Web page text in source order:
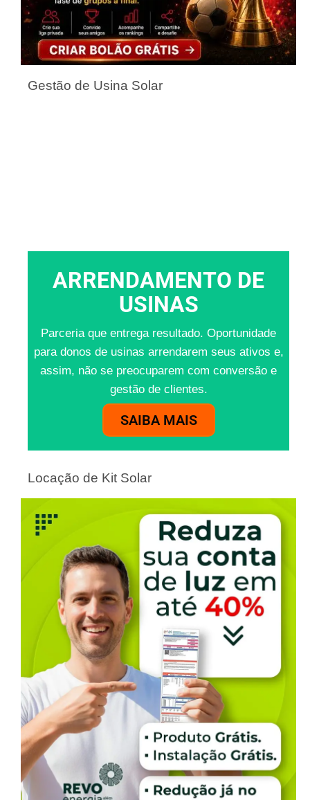
Gestão de Usina Solar
ARRENDAMENTO DE
USINAS
Parceria que entrega resultado. Oportunidade
para donos de usinas arrendarem seus ativos e,
assim, não se preocuparem com conversão e
gestão de clientes.
SAIBA MAIS
Locação de Kit Solar